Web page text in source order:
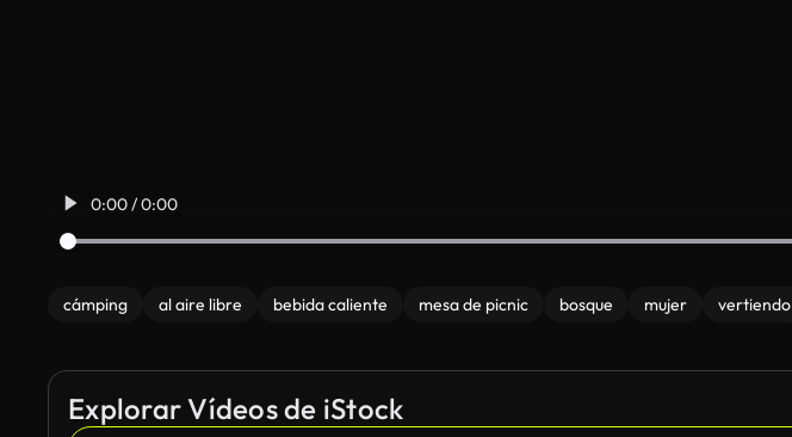
0:00 / 0:00
cámping al aire libre bebida caliente mesa de picnic bosque mujer vertiendo
Explorar Vídeos de iStock